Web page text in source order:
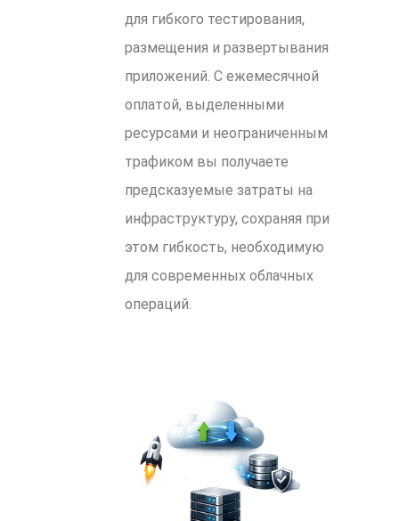
для гибкого тестирования,
размещения и развертывания
приложений. С ежемесячной
оплатой, выделенными
ресурсами и неограниченным
трафиком вы получаете
предсказуемые затраты на
инфраструктуру, сохраняя при
этом гибкость, необходимую
для современных облачных
операций.